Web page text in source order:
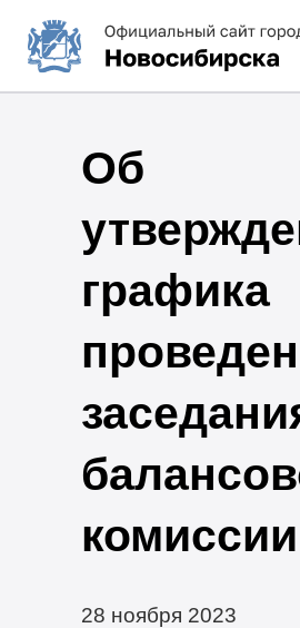
Об
графика
комиссии
28 ноября 2023